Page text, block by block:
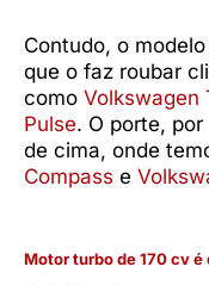
Contudo, o
que o faz roubar
como Volkswagen
Pulse. O porte,
de cima, onde
Compass e
Motor turbo de 170 cv é